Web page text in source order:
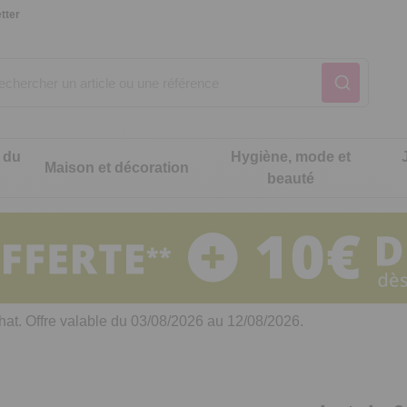
cuisine
de cuisine malins
Notre produit du
Notre produit du
Maison et décoration
Notre produit du
Hygiène, mode et
beauté
intimité
Notre produit du
Notre produit du
Notre produit du
Offre valable du 03/08/2026 au 12/08/2026.